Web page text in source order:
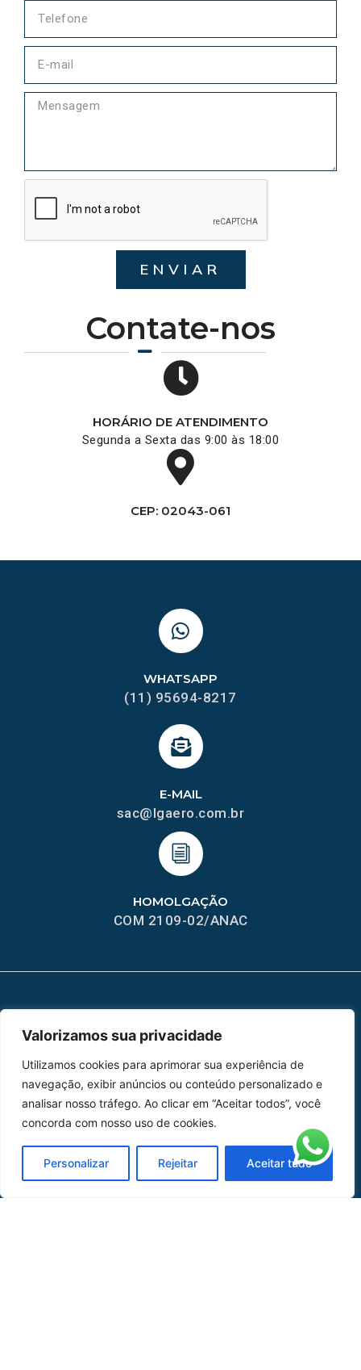
Valorizamos sua privacidade
Utilizamos cookies para aprimorar sua experiência de
navegação, exibir anúncios ou conteúdo personalizado e
analisar nosso tráfego. Ao clicar em “Aceitar todos”, você
concorda com nosso uso de cookies.
Personalizar Rejeitar Aceitar tudo
Contate-nos
HORÁRIO DE ATENDIMENTO
Segunda a Sexta das 9:00 às 18:00
CEP: 02043-061
ENVIAR
HOMOLGAÇÃO
COM 2109-02/ANAC
E-MAIL
sac@lgaero.com.br
WHATSAPP
(11) 95694-8217
Peças
Catálogo de Aplicações
Oficina de Mangueiras